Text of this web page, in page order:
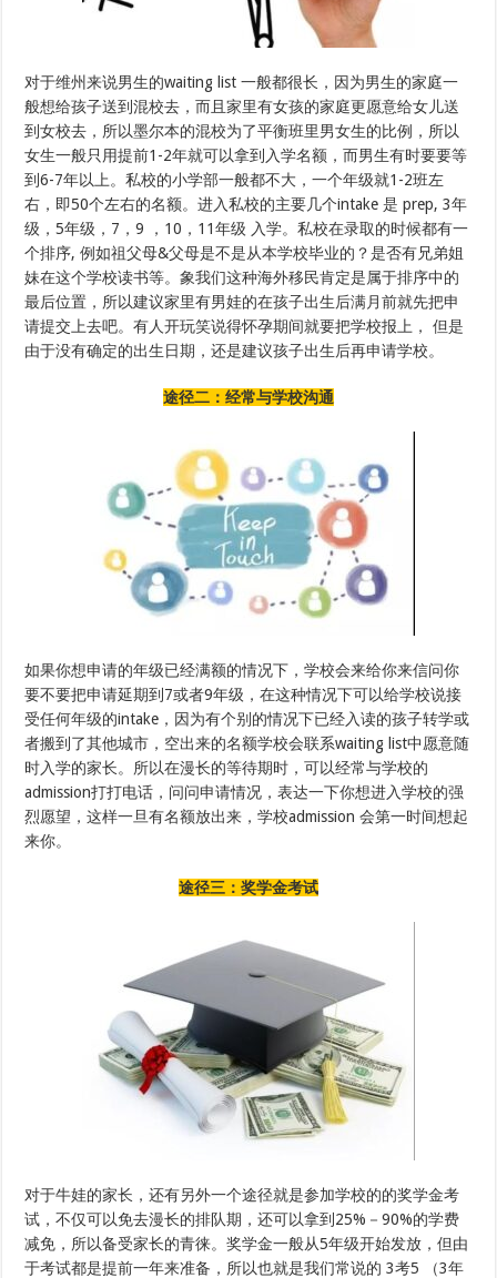
对于维州来说男生的waiting list 一般都很长，因为男生的家庭一
般想给孩子送到混校去，而且家里有女孩的家庭更愿意给女儿送
到女校去，所以墨尔本的混校为了平衡班里男女生的比例，所以
女生一般只用提前1-2年就可以拿到入学名额，而男生有时要要等
到6-7年以上。私校的小学部一般都不大，一个年级就1-2班左
右，即50个左右的名额。进入私校的主要几个intake 是 prep, 3年
级，5年级，7，9 ，10，11年级 入学。私校在录取的时候都有一
个排序, 例如祖父母&父母是不是从本学校毕业的？是否有兄弟姐
妹在这个学校读书等。象我们这种海外移民肯定是属于排序中的
最后位置，所以建议家里有男娃的在孩子出生后满月前就先把申
请提交上去吧。有人开玩笑说得怀孕期间就要把学校报上， 但是
由于没有确定的出生日期，还是建议孩子出生后再申请学校。
途径二：经常与学校沟通
如果你想申请的年级已经满额的情况下，学校会来给你来信问你
要不要把申请延期到7或者9年级，在这种情况下可以给学校说接
受任何年级的intake，因为有个别的情况下已经入读的孩子转学或
者搬到了其他城市，空出来的名额学校会联系waiting list中愿意随
时入学的家长。所以在漫长的等待期时，可以经常与学校的
admission打打电话，问问申请情况，表达一下你想进入学校的强
烈愿望，这样一旦有名额放出来，学校admission 会第一时间想起
来你。
途径三：奖学金考试
对于牛娃的家长，还有另外一个途径就是参加学校的的奖学金考
试，不仅可以免去漫长的排队期，还可以拿到25%－90%的学费
减免，所以备受家长的青徕。奖学金一般从5年级开始发放，但由
于考试都是提前一年来准备，所以也就是我们常说的 3考5 （3年